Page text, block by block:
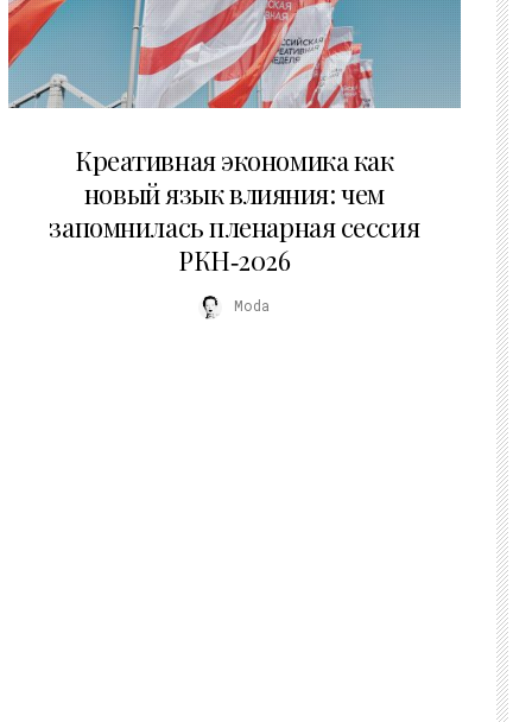
Креативная экономика как
новый язык влияния: чем
запомнилась пленарная сессия
РКН‑2026
Moda